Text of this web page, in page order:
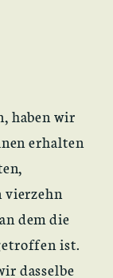
haben wir
erhalten
vierzehn
dem die
ist.
dasselbe